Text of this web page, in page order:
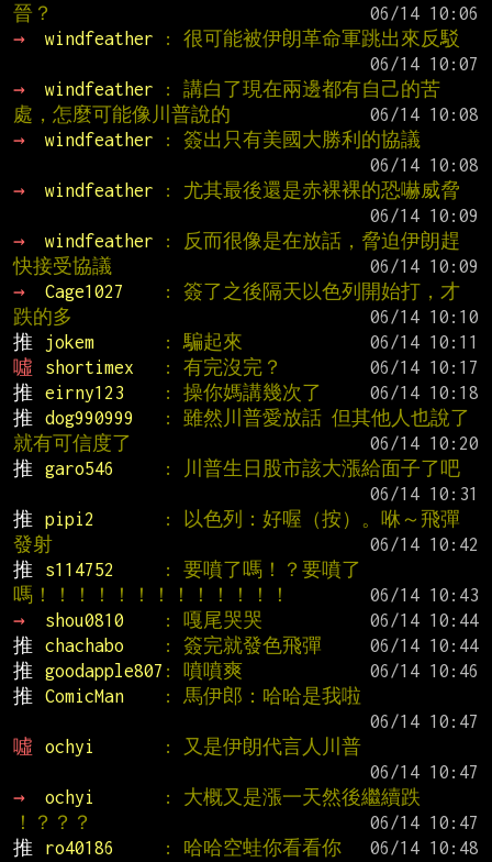
晉？
→
windfeather
: 很可能被伊朗革命軍跳出來反駁
→
windfeather
: 講白了現在兩邊都有自己的苦
處，怎麼可能像川普說的
→
windfeather
: 簽出只有美國大勝利的協議
→
windfeather
: 尤其最後還是赤裸裸的恐嚇威脅
→
windfeather
: 反而很像是在放話，脅迫伊朗趕
快接受協議
→
Cage1027
: 簽了之後隔天以色列開始打，才
跌的多
推
jokem : 騙起來
噓
shortimex : 有完沒完？
推
eirny123 : 操你媽講幾次了
推
dog990999
: 雖然川普愛放話 但其他人也說了
就有可信度了
推
garo546
: 川普生日股市該大漲給面子了吧
推
pipi2
: 以色列：好喔（按）。咻～飛彈
發射
推
s114752
: 要噴了嗎！？要噴了
嗎！！！！！！！！！！！！！
→
shou0810 : 嘎尾哭哭
推
chachabo : 簽完就發色飛彈
推
goodapple807 : 噴噴爽
推
ComicMan
: 馬伊郎：哈哈是我啦
噓
ochyi
: 又是伊朗代言人川普
→
ochyi
: 大概又是漲一天然後繼續跌
！？？？
推
ro40186 : 哈哈空蛙你看看你